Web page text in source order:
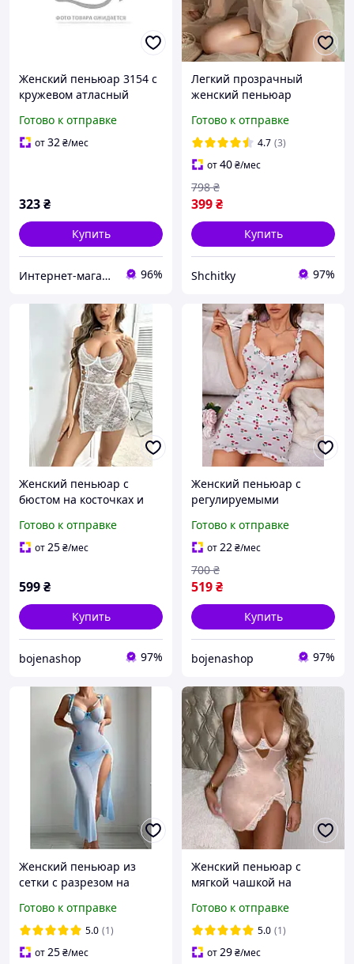
Женский пеньюар 3154 с
кружевом атласный
XL
Готово к отправке
от32₴/мес
323₴
Купить
Интернет-магазин "Техно Волки" 96%
Легкий прозрачный
женский пеньюар
женская ночная рубашка,
Ночная рубашка
Готово к отправке
4.7 (3)
от40₴/мес
399₴
798 ₴
Купить
Shchitky 97%
Женский пеньюар с
бюстом на косточках и
комплект с
регулируемыми
сердечки
Готово к отправке
от25₴/мес
599₴
Купить
bojenashop 97%
Женский пеньюар с
регулируемыми
комплект платье и
трусики для дома и сна
Готово к отправке
от22₴/мес
519₴
700 ₴
Купить
bojenashop 97%
Женский пеньюар из
сетки с разрезом на
завязками на бретелях,
воздушный голубой
пеньюар
Готово к отправке
5.0 (1)
от25₴/мес
Женский пеньюар с
мягкой чашкой на
кружевной комплект с
регулируемыми
бретелями
Готово к отправке
5.0 (1)
от29₴/мес